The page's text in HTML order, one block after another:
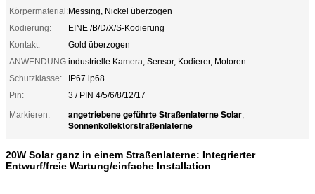
Körpermaterial:Messing, Nickel überzogen
Kodierung:
EINE /B/D/X/S-Kodierung
Kontakt:
Gold überzogen
ANWENDUNG:industrielle Kamera, Sensor, Kodierer, Motoren
Schutzklasse:
IP67 ip68
Pin:
3 / PIN 4/5/6/8/12/17
Markieren:
angetriebene geführte Straßenlaterne Solar,
Sonnenkollektorstraßenlaterne
20W Solar ganz in einem Straßenlaterne: Integrierter
Entwurf/freie Wartung/einfache Installation